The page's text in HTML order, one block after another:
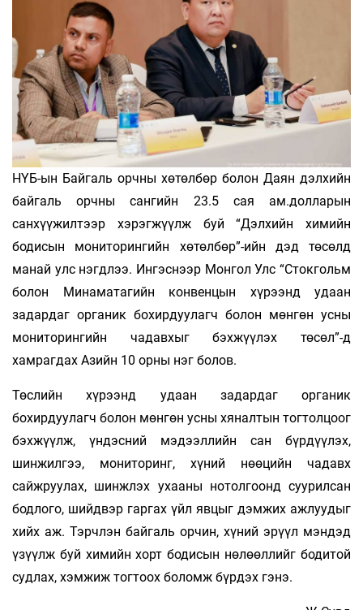
НҮБ-ын Байгаль орчны хөтөлбөр болон Даян дэлхийн
байгаль орчны сангийн 23.5 сая ам.долларын
санхүүжилтээр хэрэгжүүлж буй “Дэлхийн химийн
бодисын мониторингийн хөтөлбөр”-ийн дэд төсөлд
манай улс нэгдлээ. Ингэснээр Монгол Улс “Стокгольм
болон Минаматагийн конвенцын хүрээнд удаан
задардаг органик бохирдуулагч болон мөнгөн усны
мониторингийн чадавхыг бэхжүүлэх төсөл”-д
хамрагдах Азийн 10 орны нэг болов.
Төслийн хүрээнд удаан задардаг органик
бохирдуулагч болон мөнгөн усны хяналтын тогтолцоог
бэхжүүлж, үндэсний мэдээллийн сан бүрдүүлэх,
шинжилгээ, мониторинг, хүний нөөцийн чадавх
сайжруулах, шинжлэх ухааны нотолгоонд суурилсан
бодлого, шийдвэр гаргах үйл явцыг дэмжих ажлуудыг
хийх аж. Тэрчлэн байгаль орчин, хүний эрүүл мэндэд
үзүүлж буй химийн хорт бодисын нөлөөллийг бодитой
судлах, хэмжиж тогтоох боломж бүрдэх гэнэ.